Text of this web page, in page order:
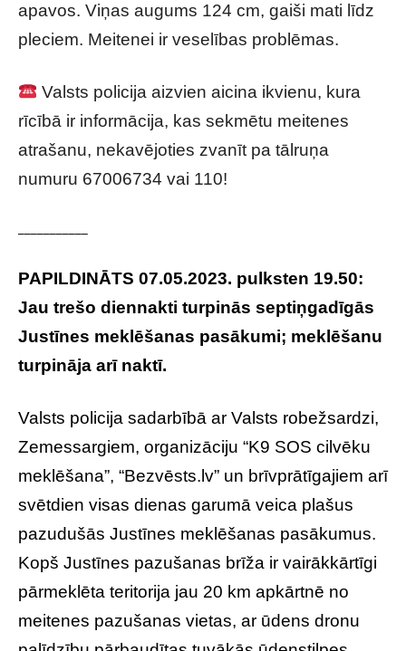
apavos. Viņas augums 124 cm, gaiši mati līdz
pleciem. Meitenei ir veselības problēmas.
Valsts policija aizvien aicina ikvienu, kura
rīcībā ir informācija, kas sekmētu meitenes
atrašanu, nekavējoties zvanīt pa tālruņa
numuru 67006734 vai 110!
PAPILDINĀTS 07.05.2023. pulksten 19.50:
Jau trešo diennakti turpinās septiņgadīgās
Justīnes meklēšanas pasākumi; meklēšanu
turpināja arī naktī.
Valsts policija sadarbībā ar Valsts robežsardzi,
Zemessargiem, organizāciju “K9 SOS cilvēku
meklēšana”, “Bezvēsts.lv” un brīvprātīgajiem arī
svētdien visas dienas garumā veica plašus
pazudušās Justīnes meklēšanas pasākumus.
Kopš Justīnes pazušanas brīža ir vairākkārtīgi
pārmeklēta teritorija jau 20 km apkārtnē no
meitenes pazušanas vietas, ar ūdens dronu